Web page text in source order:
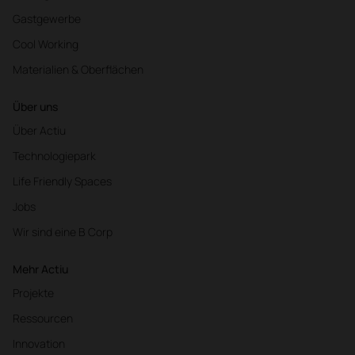
Gastgewerbe
Cool Working
Materialien & Oberflächen
Über uns
Über Actiu
Technologiepark
Life Friendly Spaces
Jobs
Wir sind eine B Corp
Mehr Actiu
Projekte
Ressourcen
Innovation